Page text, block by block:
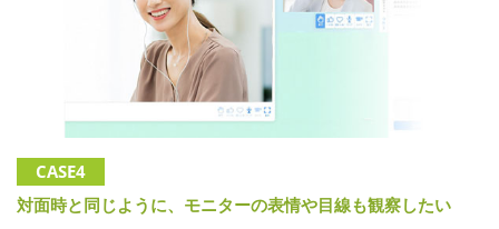
CASE4
対面時と同じように、モニターの表情や目線も観察したい